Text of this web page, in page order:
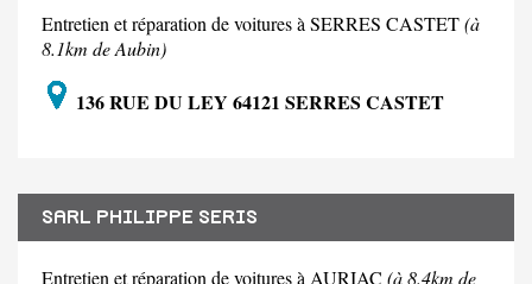
Entretien et réparation de voitures à SERRES CASTET(à
8.1km de Aubin)
136 RUE DU LEY 64121 SERRES CASTET
SARL PHILIPPE SERIS
Entretien et réparation de voitures à AURIAC (à 8.4km de